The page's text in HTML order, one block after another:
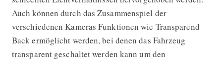
Auch können durch das Zusammenspiel der
verschiedenen Kameras Funktionen wie Transparend
Back ermöglicht werden, bei denen das Fahrzeug
transparent geschaltet werden kann um den